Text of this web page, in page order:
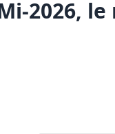
2026, le